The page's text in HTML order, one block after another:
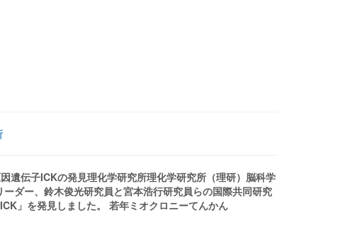
遺伝子ICKの発見理化学研究所理化学研究所（理研）脳科学
ダー、鈴木俊光研究員と宮本浩行研究員らの国際共同研究
」を発見しました。 若年ミオクロニーてんかん